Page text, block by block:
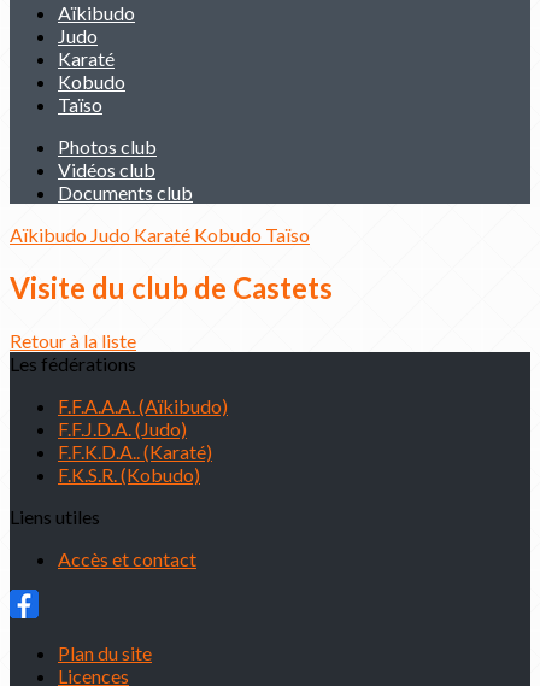
Aïkibudo
Judo
Karaté
Kobudo
Taïso
Photos club
Vidéos club
Documents club
Aïkibudo Judo Karaté Kobudo Taïso
Visite du club de Castets
Retour à la liste
Les fédérations
F.F.A.A.A. (Aïkibudo)
F.F.J.D.A. (Judo)
F.F.K.D.A.. (Karaté)
F.K.S.R. (Kobudo)
Liens utiles
Accès et contact
Plan du site
Licences